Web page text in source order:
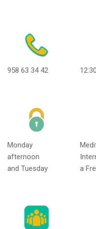
958 63 34 42
Monday
afternoon
and Tuesday
a